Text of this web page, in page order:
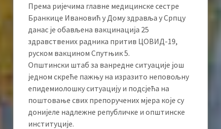
Према ријечима главне медицинске сестре
Бранкице Ивановић у Дому здравља у Српцу
данас је обављена вакцинација 25
здравствених радника притив ЦОВИД-19,
руском вакцином Спутњик 5.
Општински штаб за ванредне ситуације још
једном скреће пажњу на изразито неповољну
епидемиолошку ситуацију и подсјећа на
поштовање свих препоручених мјера које су
донијеле надлежне републичке и општинске
институције.